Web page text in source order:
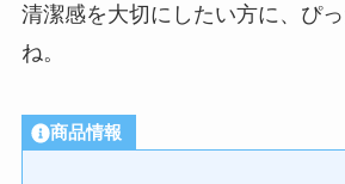
清潔感を大切にしたい方に、ぴ
ね。
商品情報